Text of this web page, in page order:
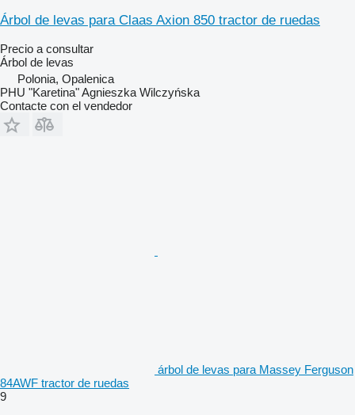
Árbol de levas para Claas Axion 850 tractor de ruedas
Precio a consultar
Árbol de levas
Polonia, Opalenica
PHU "Karetina" Agnieszka Wilczyńska
Contacte con el vendedor
árbol de levas para Massey Ferguson
84AWF tractor de ruedas
9